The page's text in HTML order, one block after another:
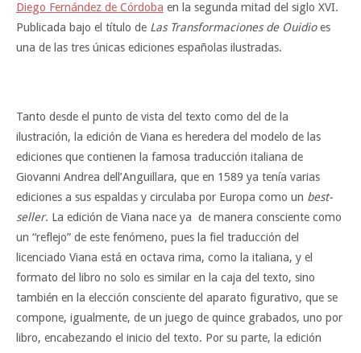
Diego Fernández de Córdoba en la segunda mitad del siglo XVI.
Publicada bajo el título de Las Transformaciones de Ouidioes
una de las tres únicas ediciones españolas ilustradas.
Tanto desde el punto de vista del texto como del de la
ilustración, la edición de Viana es heredera del modelo de las
ediciones que contienen la famosa traducción italiana de
Giovanni Andrea dell’Anguillara, que en 1589 ya tenía varias
ediciones a sus espaldas y circulaba por Europa como un best-
seller. La edición de Viana nace ya de manera consciente como
un “reflejo” de este fenómeno, pues la fiel traducción del
licenciado Viana está en octava rima, como la italiana, y el
formato del libro no solo es similar en la caja del texto, sino
también en la elección consciente del aparato figurativo, que se
compone, igualmente, de un juego de quince grabados, uno por
libro, encabezando el inicio del texto. Por su parte, la edición